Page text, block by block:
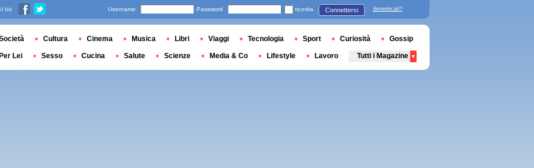
su Username Password ricorda Connettersi dimenticati?
Cultura Cinema Musica Libri Viaggi Tecnologia Sport Curiosità Gossip
Per Lei Sesso Cucina Salute Scienze Media & Co Lifestyle Lavoro Tutti i Magazine